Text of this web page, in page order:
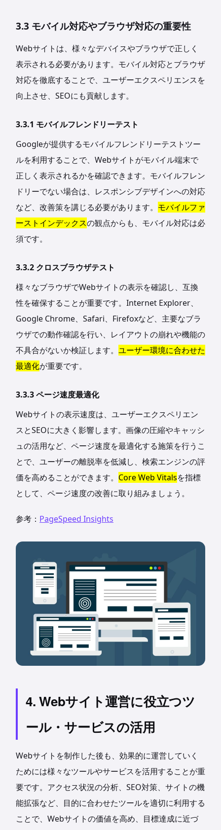
3.3 モバイル対応やブラウザ対応の重要性
Webサイトは、様々なデバイスやブラウザで正しく
表示される必要があります。モバイル対応とブラウザ
対応を徹底することで、ユーザーエクスペリエンスを
向上させ、SEOにも貢献します。
3.3.1 モバイルフレンドリーテスト
Googleが提供するモバイルフレンドリーテストツー
ルを利用することで、Webサイトがモバイル端末で
正しく表示されるかを確認できます。モバイルフレン
ドリーでない場合は、レスポンシブデザインへの対応
など、改善策を講じる必要があります。 モバイルファ
ーストインデックスの観点からも、モバイル対応は必
須です。
3.3.2 クロスブラウザテスト
様々なブラウザでWebサイトの表示を確認し、互換
性を確保することが重要です。Internet Explorer、
Google Chrome、Safari、Firefoxなど、主要なブラ
ウザでの動作確認を行い、レイアウトの崩れや機能の
不具合がないか検証します。 ユーザー環境に合わせた
最適化が重要です。
3.3.3 ページ速度最適化
Webサイトの表示速度は、ユーザーエクスペリエン
スとSEOに大きく影響します。画像の圧縮やキャッシ
ュの活用など、ページ速度を最適化する施策を行うこ
とで、ユーザーの離脱率を低減し、検索エンジンの評
価を高めることができます。 Core Web Vitalsを指標
として、ページ速度の改善に取り組みましょう。
参考： PageSpeed Insights
4. Webサイト運営に役立つツ
ール・サービスの活用
Webサイトを制作した後も、効果的に運営していく
ためには様々なツールやサービスを活用することが重
要です。アクセス状況の分析、SEO対策、サイトの機
能拡張など、目的に合わせたツールを適切に利用する
ことで、Webサイトの価値を高め、目標達成に近づ